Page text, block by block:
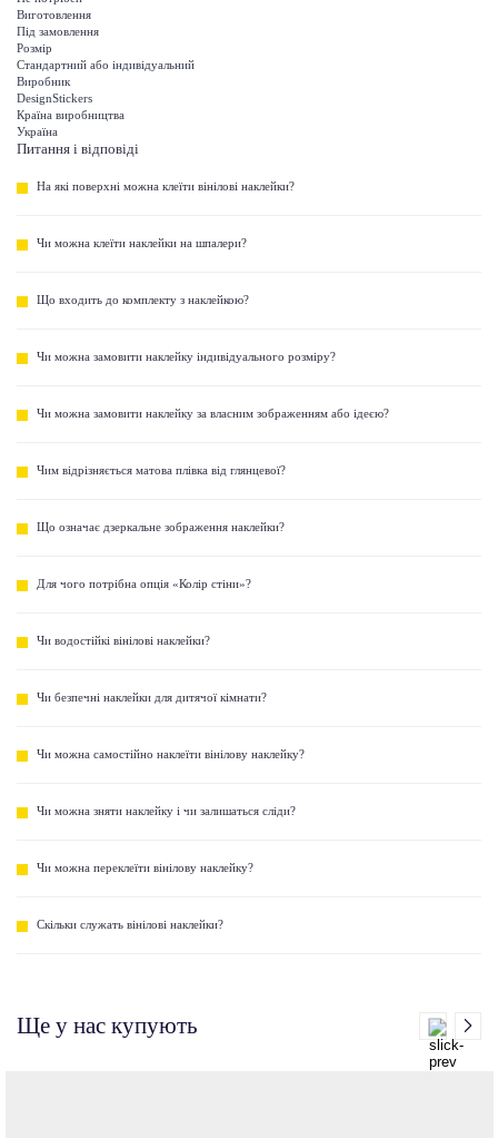
Виготовлення
Під замовлення
Розмір
Стандартний або індивідуальний
Виробник
DesignStickers
Країна виробництва
Україна
Питання і відповіді
На які поверхні можна клеїти вінілові наклейки?
Чи можна клеїти наклейки на шпалери?
Що входить до комплекту з наклейкою?
Чи можна замовити наклейку індивідуального розміру?
Чи можна замовити наклейку за власним зображенням або ідеєю?
Чим відрізняється матова плівка від глянцевої?
Що означає дзеркальне зображення наклейки?
Для чого потрібна опція «Колір стіни»?
Чи водостійкі вінілові наклейки?
Чи безпечні наклейки для дитячої кімнати?
Чи можна самостійно наклеїти вінілову наклейку?
Чи можна зняти наклейку і чи залишаться сліди?
Чи можна переклеїти вінілову наклейку?
Скільки служать вінілові наклейки?
Ще у нас купують